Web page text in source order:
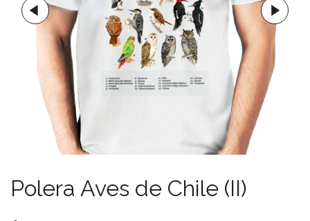
Polera Aves de Chile (II)